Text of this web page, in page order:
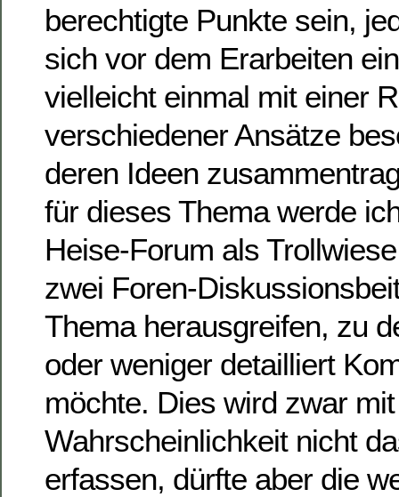
berechtigte Punkte sein,
sich vor dem Erarbeiten
vielleicht einmal mit einer
verschiedener Ansätze
deren Ideen
für dieses Thema werde
Heise-Forum als
zwei Foren-
Thema herausgreifen, zu
oder weniger detailliert
möchte. Dies wird zwar
Wahrscheinlichkeit nicht
erfassen, dürfte aber die